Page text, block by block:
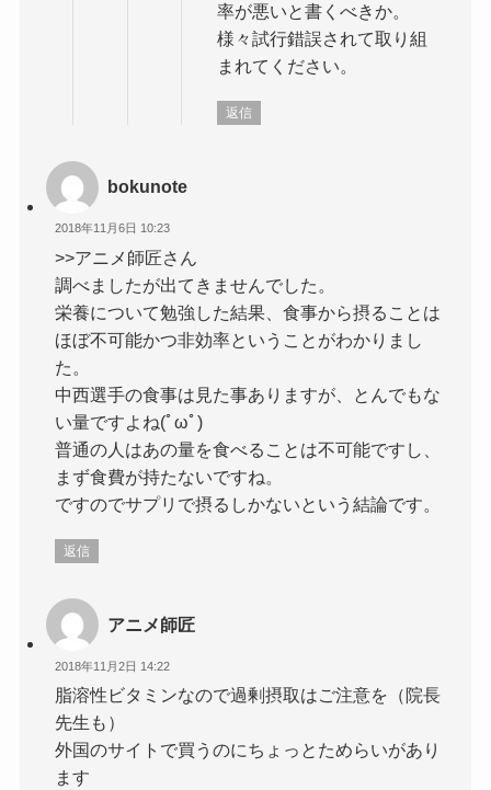
率が悪いと書くべきか。
様々試行錯誤されて取り組
まれてください。
返信
bokunote
2018年11月6日 10:23
>>アニメ師匠さん
調べましたが出てきませんでした。
栄養について勉強した結果、食事から摂ることは
ほぼ不可能かつ非効率ということがわかりまし
た。
中西選手の食事は見た事ありますが、とんでもな
い量ですよね(ﾟωﾟ)
普通の人はあの量を食べることは不可能ですし、
まず食費が持たないですね。
ですのでサプリで摂るしかないという結論です。
返信
アニメ師匠
2018年11月2日 14:22
脂溶性ビタミンなので過剰摂取はご注意を（院長
先生も）
外国のサイトで買うのにちょっとためらいがあり
ます